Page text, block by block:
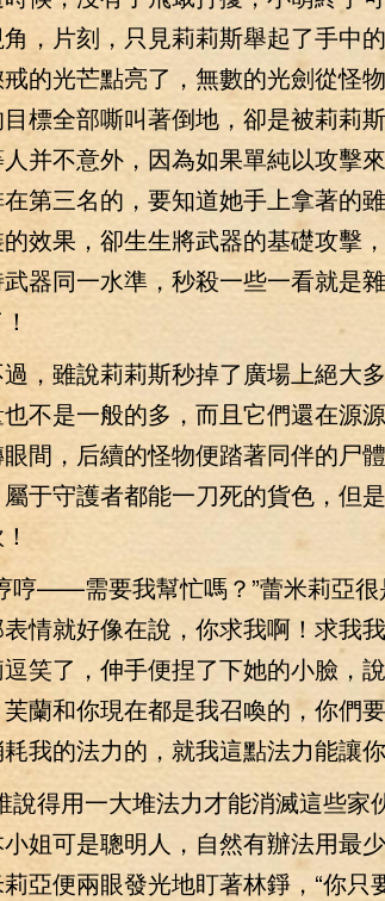
，片刻，只見莉莉斯舉起了手中
的光芒點亮了，無數的光劍從怪
標全部嘶叫著倒地，卻是被莉莉
并不意外，因為如果單純以攻擊
第三名的，要知道她手上拿著的
效果，卻生生將武器的基礎攻擊
器同一水準，秒殺一些一看就是
雖說莉莉斯秒掉了廣場上絕大多
不是一般的多，而且它們還在源
間，后續的怪物便踏著同伴的尸
于守護者都能一刀死的貨色，但
——需要我幫忙嗎？”蕾米莉亞很
情就好像在說，你求我啊！求我
笑了，伸手便捏了下她的小臉，
蘭和你現在都是我召喚的，你們
我的法力的，就我這點法力能讓
用一大堆法力才能消滅這些家
姐可是聰明人，自然有辦法用最
亞便兩眼發光地盯著林錚，“你只